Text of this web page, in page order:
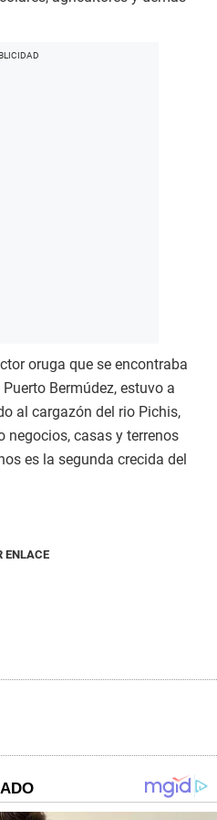
oruga que se encontraba
Bermúdez, estuvo a
al cargazón del rio Pichis,
negocios, casas y terrenos
es la segunda crecida del
ENLACE